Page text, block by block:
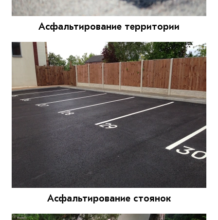
Асфальтирование территории
Асфальтирование стоянок